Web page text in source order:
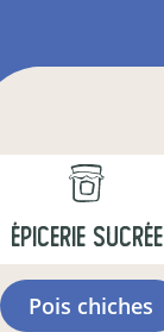
ÉPICERIE SUCRÉE
pois chiches